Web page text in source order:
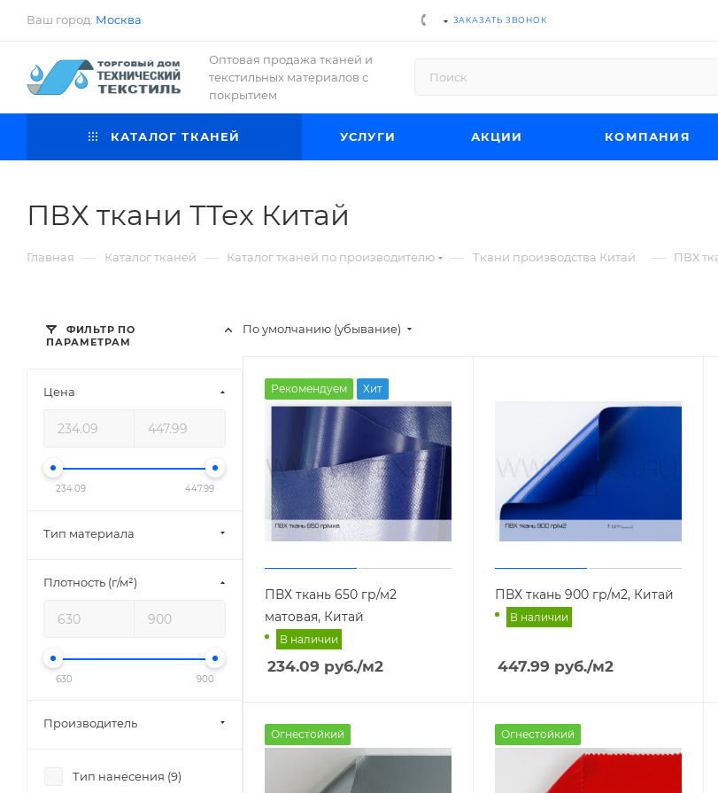
Ваш город: Москва ЗАКАЗАТЬ ЗВОНОК
Оптовая продажа тканей и
текстильных материалов с
покрытием
КАТАЛОГ ТКАНЕЙ УСЛУГИ АКЦИИ КОМПАНИЯ
ПВХ ткани ТТех Китай
Главная — Каталог тканей — Каталог тканей по производителю — Ткани производства Китай — ПВХ
По умолчанию (убывание)
Рекомендуем Хит
ПВХ ткань 650 гр/м2
матовая, Китай
В наличии
234.09 руб./м2
ПВХ ткань 900 гр/м2, Китай
В наличии
447.99 руб./м2
Огнестойкий Огнестойкий
ФИЛЬТР ПО
ПАРАМЕТРАМ
Цена
234.09 447.99
Тип материала
Плотность (г/м²)
630 900
Производитель
Тип нанесения (9)